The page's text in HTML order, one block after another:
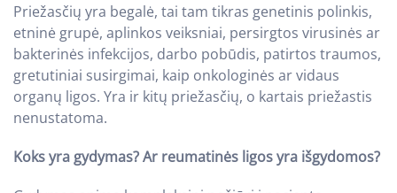
Priežasčių yra begalė, tai tam tikras genetinis polinkis,
etninė grupė, aplinkos veiksniai, persirgtos virusinės ar
bakterinės infekcijos, darbo pobūdis, patirtos traumos,
gretutiniai susirgimai, kaip onkologinės ar vidaus
organų ligos. Yra ir kitų priežasčių, o kartais priežastis
nenustatoma.
Koks yra gydymas? Ar reumatinės ligos yra išgydomos?